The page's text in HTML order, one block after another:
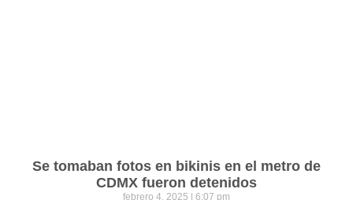
Se tomaban fotos en bikinis en el metro de
CDMX fueron detenidos
febrero 4, 2025 6:07 pm